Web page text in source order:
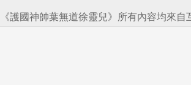
《護國神帥葉無道徐靈兒》所有內容均來